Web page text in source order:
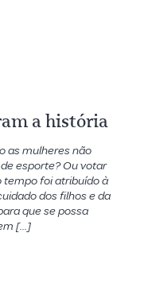
a história
as mulheres não
esporte? Ou votar
tempo foi atribuído à
dos filhos e da
que se possa
[…]